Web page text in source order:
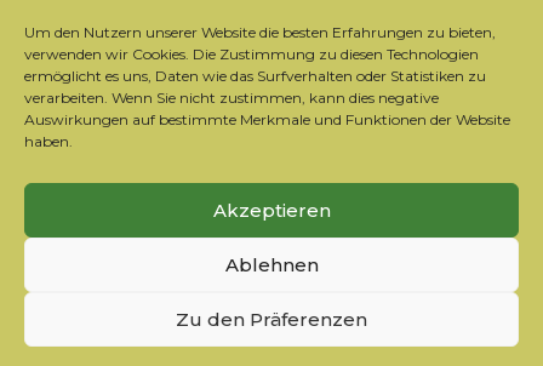
Um den Nutzern unserer Website die besten Erfahrungen zu bieten,
verwenden wir Cookies. Die Zustimmung zu diesen Technologien
ermöglicht es uns, Daten wie das Surfverhalten oder Statistiken zu
verarbeiten. Wenn Sie nicht zustimmen, kann dies negative
Auswirkungen auf bestimmte Merkmale und Funktionen der Website
haben.
Akzeptieren
Ablehnen
Zu den Präferenzen
37270 Montlouis-sur-Loire
Tel.: 06 26 49 36 81 -
contact@c2ds.eu
TwitterLinkedIn
Sich für den Newsletter anmelden
Unsere Partner
Kontaktieren Sie das Team
Rechtliche Hinweise
Datenschutzrichtlinie